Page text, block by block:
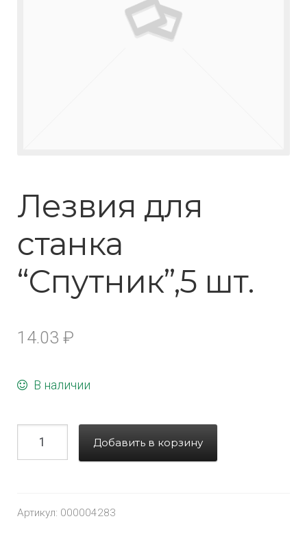
Лезвия для
станка
“Спутник”,5 шт.
14.03 ₽
В наличии
Добавить в корзину
Артикул: 000004283